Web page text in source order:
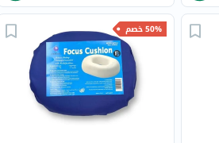
50% خصم